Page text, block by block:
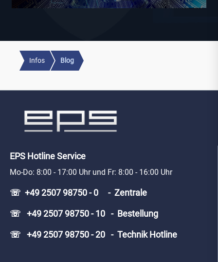
Infos Blog
EPS Hotline Service
Mo-Do: 8:00 - 17:00 Uhr und Fr: 8:00 - 16:00 Uhr
☏ +49 2507 98750 - 0 - Zentrale
☏ +49 2507 98750 - 10 - Bestellung
☏ +49 2507 98750 - 20 - Technik Hotline